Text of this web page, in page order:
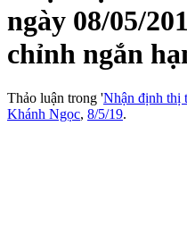
ngày 08/05/
chỉnh ngắn
Thảo luận trong 'Nhận định thị
Khánh Ngọc, 8/5/19.